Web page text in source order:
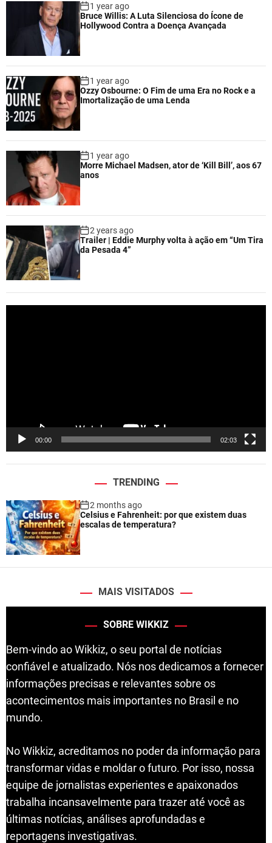
1 year ago
Bruce Willis: A Luta Silenciosa do Ícone de
Hollywood Contra a Doença Avançada
1 year ago
Ozzy Osbourne: O Fim de uma Era no Rock e a
Imortalização de uma Lenda
1 year ago
Morre Michael Madsen, ator de ‘Kill Bill’, aos 67
anos
2 years ago
Trailer | Eddie Murphy volta à ação em “Um Tira
da Pesada 4”
00:00 02:03
TRENDING
2 months ago
Celsius e Fahrenheit: por que existem duas
escalas de temperatura?
MAIS VISITADOS
SOBRE WIKKIZ
Bem-vindo ao Wikkiz, o seu portal de notícias
confiável e atualizado. Nós nos dedicamos a fornecer
informações precisas e relevantes sobre os
acontecimentos mais importantes no Brasil e no
mundo.
No Wikkiz, acreditamos no poder da informação para
transformar vidas e moldar o futuro. Por isso, nossa
equipe de jornalistas experientes e apaixonados
trabalha incansavelmente para trazer até você as
últimas notícias, análises aprofundadas e
reportagens investigativas.